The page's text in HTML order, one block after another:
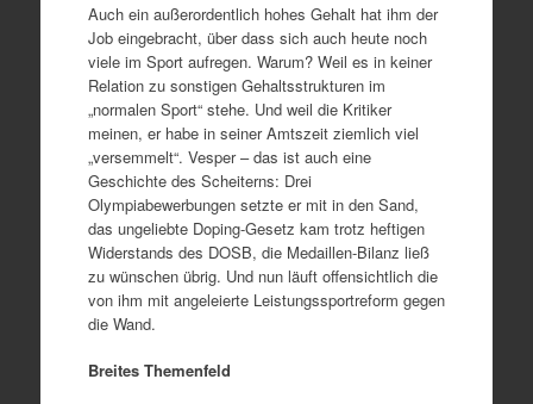
Auch ein außerordentlich hohes Gehalt hat ihm der
Job eingebracht, über dass sich auch heute noch
viele im Sport aufregen. Warum? Weil es in keiner
Relation zu sonstigen Gehaltsstrukturen im
„normalen Sport“ stehe. Und weil die Kritiker
meinen, er habe in seiner Amtszeit ziemlich viel
„versemmelt“. Vesper – das ist auch eine
Geschichte des Scheiterns: Drei
Olympiabewerbungen setzte er mit in den Sand,
das ungeliebte Doping-Gesetz kam trotz heftigen
Widerstands des DOSB, die Medaillen-Bilanz ließ
zu wünschen übrig. Und nun läuft offensichtlich die
von ihm mit angeleierte Leistungssportreform gegen
die Wand.
Breites Themenfeld